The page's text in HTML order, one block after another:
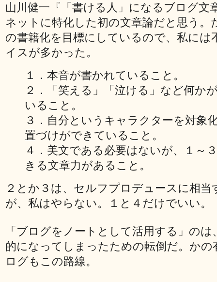
山川健一『「書ける人」になるブログ文
ネットに特化した初の文章論だと思う。
の書籍化を目標にしているので、私には
イスが多かった。
１．本音が書かれていること。
２．「笑える」「泣ける」など何か
いること。
３．自分というキャラクターを対象
置づけができていること。
４．美文である必要はないが、１～
きる文章力があること。
２とか３は、セルフプロデュースに相当
が、私はやらない。１と４だけでいい。
「ブログをノートとして活用する」のは
的になってしまったための転倒だ。かの
ログもこの路線。